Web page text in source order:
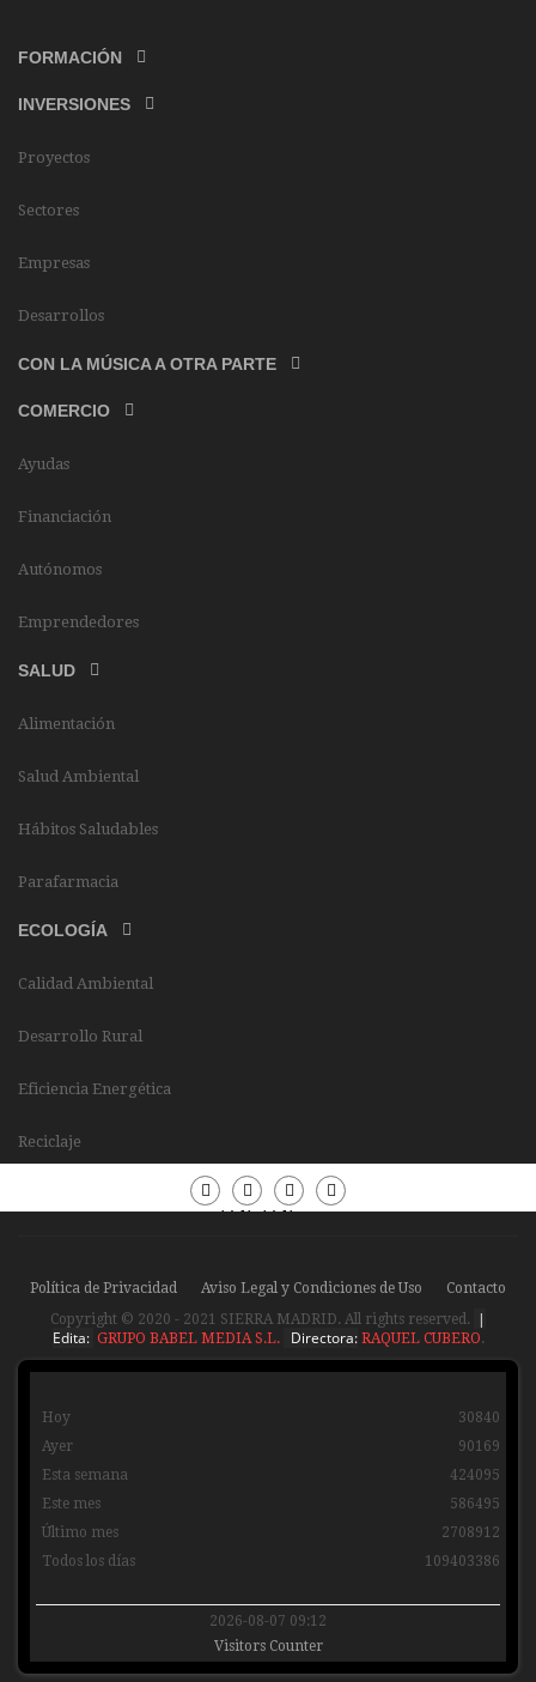
FORMACIÓN
INVERSIONES
Proyectos
Sectores
Empresas
Desarrollos
CON LA MÚSICA A OTRA PARTE
COMERCIO
Ayudas
Financiación
Autónomos
Emprendedores
SALUD
Alimentación
Salud Ambiental
Hábitos Saludables
Parafarmacia
ECOLOGÍA
Calidad Ambiental
Desarrollo Rural
Eficiencia Energética
Reciclaje
Periódico
Periódico
Política de Privacidad Aviso Legal y Condiciones de Uso
Contacto
Copyright © 2020 - 2021 SIERRA MADRID. All rights reserved.
|
Edita: GRUPO BABEL MEDIA S.L. Directora:RAQUEL CUBERO.
Hoy
Ayer
Esta semana
Este mes
Último mes
Todos los días
30840
90169
424095
586495
2708912
109403386
2026-08-07 09:12
Visitors Counter